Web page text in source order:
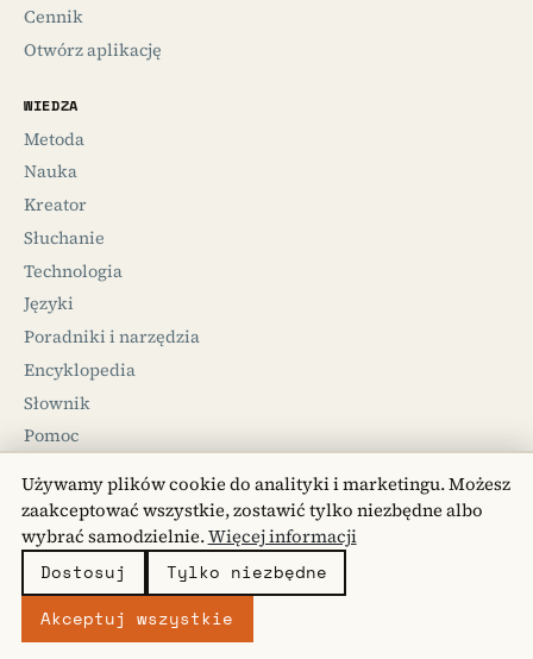
Cennik
Otwórz aplikację
WIEDZA
Metoda
Nauka
Kreator
Słuchanie
Technologia
Języki
Poradniki i narzędzia
Encyklopedia
Słownik
Pomoc
FIRMA
O nas
Kontakt
Privacy Policy
Terms of Use
Używamy plików cookie do analityki i marketingu. Możesz
zaakceptować wszystkie, zostawić tylko niezbędne albo
wybrać samodzielnie.Więcej informacji
Dostosuj
Tylko niezbędne
Akceptuj wszystkie